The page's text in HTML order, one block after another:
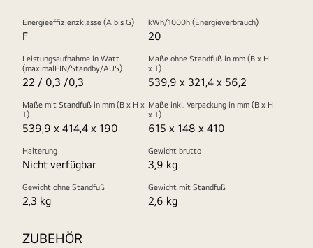
Energieeffizienzklasse (A bis G)
F
kWh/1000h (Energieverbrauch)
20
Leistungsaufnahme in Watt
(maximalEIN/Standby/AUS)
22 / 0,3 /0,3
Maße ohne Standfuß in mm (B x H
x T)
539,9 x 321,4 x 56,2
Maße mit Standfuß in mm (B x H x
T)
539,9 x 414,4 x 190
Maße inkl. Verpackung in mm (B x H
x T)
615 x 148 x 410
Halterung
Nicht verfügbar
Gewicht brutto
3,9 kg
Gewicht ohne Standfuß
2,3 kg
Gewicht mit Standfuß
2,6 kg
ZUBEHÖR